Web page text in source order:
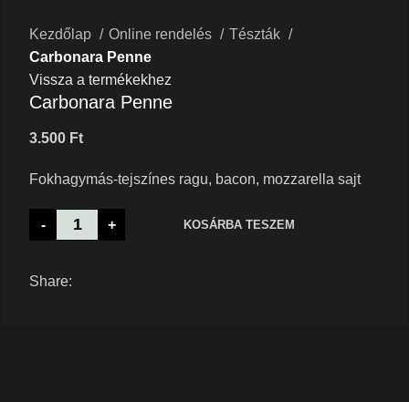
Kezdőlap
Online rendelés
Tészták
Carbonara Penne
Vissza a termékekhez
Carbonara Penne
3.500 Ft
Fokhagymás-tejszínes ragu, bacon, mozzarella sajt
- + KOSÁRBA TESZEM
Share: